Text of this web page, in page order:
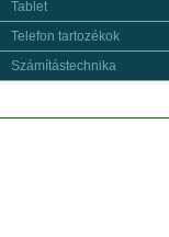
Tablet
Telefon tartozékok
Számítástechnika